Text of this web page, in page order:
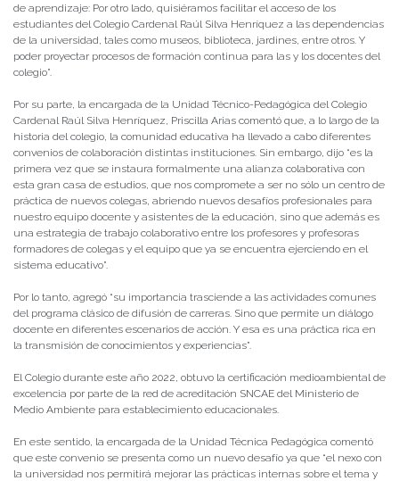
de aprendizaje: Por otro lado, quisiéramos facilitar el acceso de los
estudiantes del Colegio Cardenal Raúl Silva Henríquez a las dependencias
de la universidad, tales como museos, biblioteca, jardines, entre otros. Y
poder proyectar procesos de formación continua para las y los docentes del
colegio”.
Por su parte, la encargada de la Unidad Técnico-Pedagógica del Colegio
Cardenal Raúl Silva Henríquez, Priscilla Arias comentó que, a lo largo de la
historia del colegio, la comunidad educativa ha llevado a cabo diferentes
convenios de colaboración distintas instituciones. Sin embargo, dijo “es la
primera vez que se instaura formalmente una alianza colaborativa con
esta gran casa de estudios, que nos compromete a ser no sólo un centro de
práctica de nuevos colegas, abriendo nuevos desafíos profesionales para
nuestro equipo docente y asistentes de la educación, sino que además es
una estrategia de trabajo colaborativo entre los profesores y profesoras
formadores de colegas y el equipo que ya se encuentra ejerciendo en el
sistema educativo”.
Por lo tanto, agregó “su importancia trasciende a las actividades comunes
del programa clásico de difusión de carreras. Sino que permite un diálogo
docente en diferentes escenarios de acción. Y esa es una práctica rica en
la transmisión de conocimientos y experiencias”.
El Colegio durante este año 2022, obtuvo la certificación medioambiental de
excelencia por parte de la red de acreditación SNCAE del Ministerio de
Medio Ambiente para establecimiento educacionales.
En este sentido, la encargada de la Unidad Técnica Pedagógica comentó
que este convenio se presenta como un nuevo desafío ya que “el nexo con
la universidad nos permitirá mejorar las prácticas internas sobre el tema y